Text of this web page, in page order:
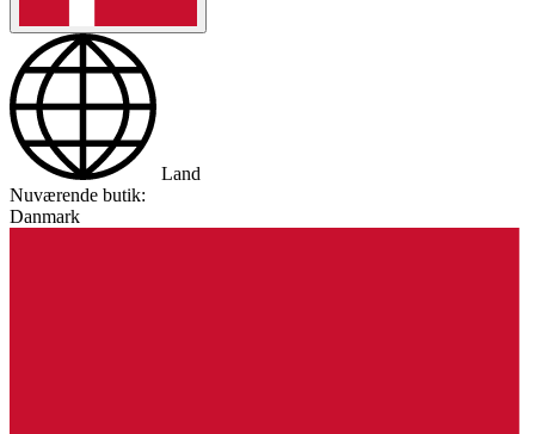
Land
Nuværende butik:
Danmark